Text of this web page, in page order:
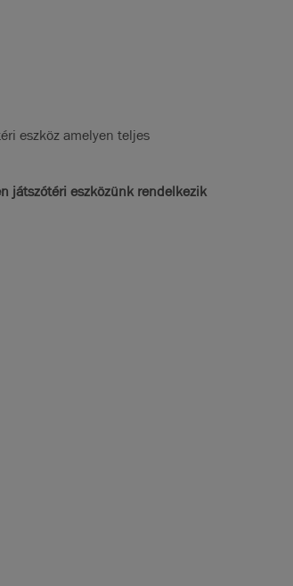
eszköz amelyen teljes
játszótéri eszközünk rendelkezik